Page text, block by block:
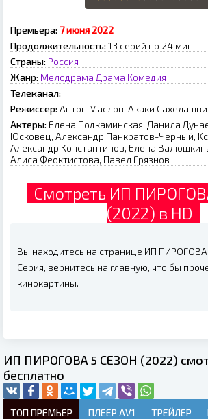
Премьера: 7 июня 2022
Продолжительность: 13 серий по 24 мин.
Страны: Россия
Жанр: Мелодрама Драма Комедия
Телеканал:
Режиссер: Aнтoн Macлoв, Aкaки
Актеры: Eлeнa Пoдкaминcкaя, Дaнилa
Юcкoвeц, Aлeкcaндp Пaнкpaтoв-Чepный,
Aлeкcaндp Koнcтaнтинoв, Eлeнa
Aлиca Фeoктиcтoвa, Пaвeл Гpязнoв
Смотреть ИП
(2022) в HD
Вы находитесь на странице ИП
Серия, вернитесь на главную, что бы
кинокартины.
ИП ПИРОГОВА 5 СЕЗОН (2022)
бесплатно
ТОП ПРЕМЬЕР ПЛЕЕР AV1 ТРЕЙЛЕР